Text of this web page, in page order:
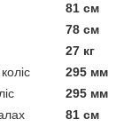
81 см
78 см
27 кг
295 мм
295 мм
81 см